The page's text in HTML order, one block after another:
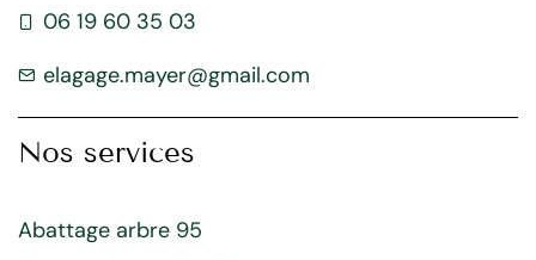
06 19 60 35 03
elagage.mayer@gmail.com
Nos services
Abattage arbre 95